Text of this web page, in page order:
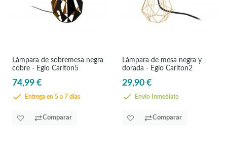
Lámpara de sobremesa negra
cobre - Eglo Carlton5
74,99 €
Entrega en 5 a 7 días
Comparar
Lámpara de mesa negra y
dorada - Eglo Carlton2
29,90 €
Envío Inmediato
Comparar